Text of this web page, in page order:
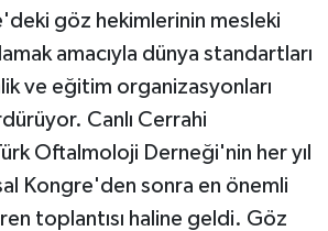
göz hekimlerinin mesleki
amacıyla dünya standartları
ve eğitim organizasyonları
Canlı Cerrahi
Oftalmoloji Derneği'nin her yıl
Kongre'den sonra en önemli
toplantısı haline geldi. Göz